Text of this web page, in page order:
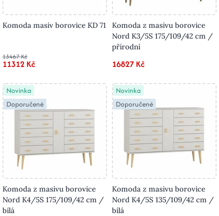
Komoda masiv borovice KD 71
13467 Kč
11312 Kč
Komoda z masivu borovice
Nord K3/5S 175/109/42 cm /
přírodní
16827 Kč
Novinka
Doporučené
Komoda z masivu borovice
Nord K4/5S 175/109/42 cm /
bílá
Novinka
Doporučené
Komoda z masivu borovice
Nord K4/5S 135/109/42 cm /
bílá